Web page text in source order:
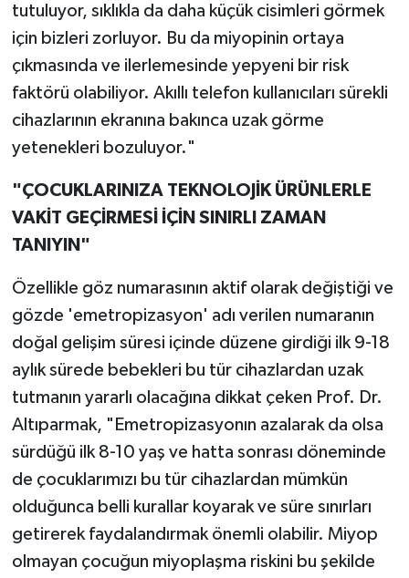
tutuluyor, sıklıkla da daha küçük cisimleri görmek
için bizleri zorluyor. Bu da miyopinin ortaya
çıkmasında ve ilerlemesinde yepyeni bir risk
faktörü olabiliyor. Akıllı telefon kullanıcıları sürekli
cihazlarının ekranına bakınca uzak görme
yetenekleri bozuluyor."
"ÇOCUKLARINIZA TEKNOLOJİK ÜRÜNLERLE
VAKİT GEÇİRMESİ İÇİN SINIRLI ZAMAN
TANIYIN"
Özellikle göz numarasının aktif olarak değiştiği ve
gözde 'emetropizasyon' adı verilen numaranın
doğal gelişim süresi içinde düzene girdiği ilk 9-18
aylık sürede bebekleri bu tür cihazlardan uzak
tutmanın yararlı olacağına dikkat çeken Prof. Dr.
Altıparmak, "Emetropizasyonın azalarak da olsa
sürdüğü ilk 8-10 yaş ve hatta sonrası döneminde
de çocuklarımızı bu tür cihazlardan mümkün
olduğunca belli kurallar koyarak ve süre sınırları
getirerek faydalandırmak önemli olabilir. Miyop
olmayan çocuğun miyoplaşma riskini bu şekilde